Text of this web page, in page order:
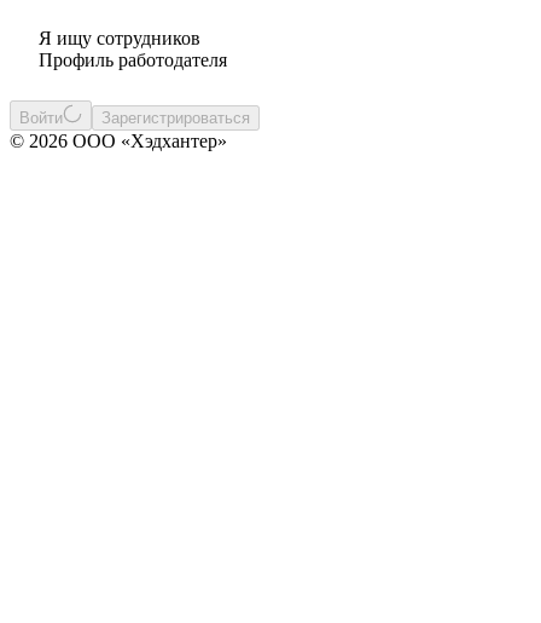
Я ищу сотрудников
Профиль работодателя
Войти Зарегистрироваться
© 2026 ООО «Хэдхантер»